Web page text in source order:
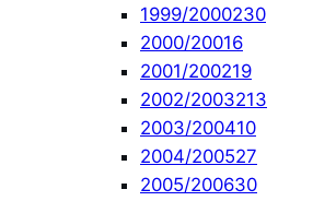
1999/2000230
2000/20016
2001/200219
2002/2003213
2003/200410
2004/200527
2005/200630